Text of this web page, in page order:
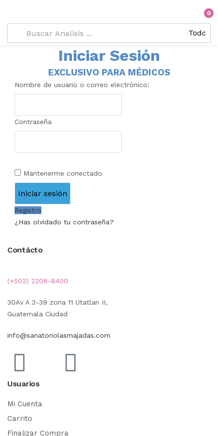
0
Iniciar Sesión
EXCLUSIVO PARA MÉDICOS
Nombre de usuario o correo electrónico:
Contraseña
Mantenerme conectado
Registro
¿Has olvidado tu contraseña?
Contácto
(+502) 2208-8400
30Av A 3-39 zona 11 Utatlan II,
Guatemala Ciudad
info@sanatoriolasmajadas.com
Usuarios
Mi Cuenta
Carrito
Finalizar Compra